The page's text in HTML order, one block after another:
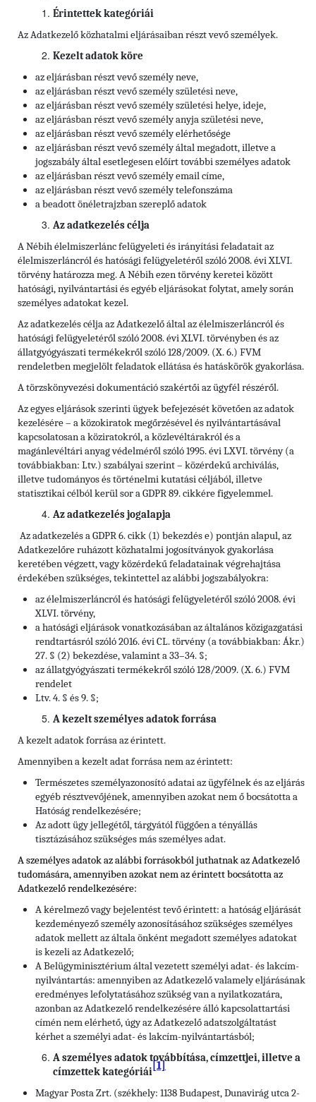
Érintettek kategóriái
Az Adatkezelő közhatalmi eljárásaiban részt vevő személyek.
Kezelt adatok köre
az eljárásban részt vevő személy neve,
az eljárásban részt vevő személy születési neve,
az eljárásban részt vevő személy születési helye, ideje,
az eljárásban részt vevő személy anyja születési neve,
az eljárásban részt vevő személy elérhetősége
az eljárásban részt vevő személy által megadott, illetve a
jogszabály által esetlegesen előírt további személyes adatok
az eljárásban részt vevő személyemail címe,
az eljárásban részt vevő személytelefonszáma
a beadott önéletrajzban szereplő adatok
Az adatkezelés célja
A Nébih élelmiszerlánc felügyeleti és irányítási feladatait az
élelmiszerláncról és hatósági felügyeletéről szóló 2008. évi XLVI.
törvény határozza meg. A Nébih ezen törvény keretei között
hatósági, nyilvántartási és egyéb eljárásokat folytat, amely során
személyes adatokat kezel.
Az adatkezelés célja az Adatkezelő által az élelmiszerláncról és
hatósági felügyeletéről szóló 2008. évi XLVI. törvényben és az
állatgyógyászati termékekről szóló 128/2009. (X. 6.) FVM
rendeletben megjelölt feladatok ellátása és hatáskörök gyakorlása.
A törzskönyvezési dokumentáció szakértői az ügyfél részéről.
Az egyes eljárások szerinti ügyek befejezését követően az adatok
kezelésére – a közokiratok megőrzésével és nyilvántartásával
kapcsolatosan a köziratokról, a közlevéltárakról és a
magánlevéltári anyag védelméről szóló 1995. évi LXVI. törvény (a
továbbiakban: Ltv.) szabályai szerint – közérdekű archiválás,
illetve tudományos és történelmi kutatási céljából, illetve
statisztikai célból kerül sor a GDPR 89. cikkére figyelemmel.
Az adatkezelés jogalapja
Az adatkezelés a GDPR 6. cikk (1) bekezdés e) pontján alapul, az
Adatkezelőre ruházott közhatalmi jogosítványok gyakorlása
keretében végzett, vagy közérdekű feladatainak végrehajtása
érdekében szükséges, tekintettel az alábbi jogszabályokra:
az élelmiszerláncról és hatósági felügyeletéről szóló 2008. évi
XLVI. törvény,
a hatósági eljárások vonatkozásában az általános közigazgatási
rendtartásról szóló 2016. évi CL. törvény (a továbbiakban: Ákr.)
27. § (2) bekezdése, valamint a 33–34. §;
az állatgyógyászati termékekről szóló 128/2009. (X. 6.) FVM
rendelet
Ltv. 4. § és 9. §;
A kezelt személyes adatok forrása
A kezelt adatok forrása az érintett.
Amennyiben a kezelt adat forrása nem az érintett:
Természetes személyazonosító adatai az ügyfélnek és az eljárás
egyéb résztvevőjének, amennyiben azokat nem ő bocsátotta a
Hatóság rendelkezésére;
Az adott ügy jellegétől, tárgyától függően a tényállás
tisztázásához szükséges más személyes adat.
A személyes adatok az alábbi forrásokból juthatnak az Adatkezelő
tudomására, amennyiben azokat nem az érintett bocsátotta az
Adatkezelő rendelkezésére:
A kérelmező vagy bejelentést tevő érintett: a hatóság eljárását
kezdeményező személy azonosításához szükséges személyes
adatok mellett az általa önként megadott személyes adatokat
is kezeli az Adatkezelő;
A Belügyminisztérium által vezetett személyi adat- és lakcím-
nyilvántartás: amennyiben az Adatkezelő valamely eljárásának
eredményes lefolytatásához szükség van a nyilatkozatára,
azonban az Adatkezelő rendelkezésére álló kapcsolattartási
címén nem elérhető, úgy az Adatkezelő adatszolgáltatást
kérhet a személyi adat- és lakcím-nyilvántartásból;
A személyes adatok továbbítása, címzettjei, illetve a
címzettek kategóriái
[1]
Magyar Posta Zrt. (székhely: 1138 Budapest, Dunavirág utca 2-